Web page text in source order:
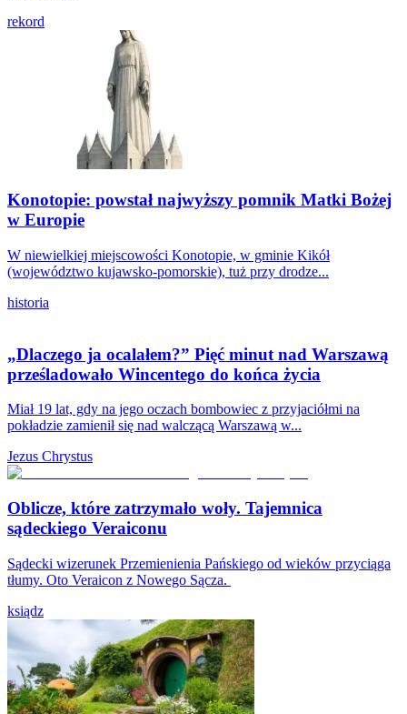
rekord
Konotopie: powstał najwyższy pomnik Matki Bożej
w Europie
W niewielkiej miejscowości Konotopie, w gminie Kikół
(województwo kujawsko-pomorskie), tuż przy drodze...
historia
„Dlaczego ja ocalałem?” Pięć minut nad Warszawą
prześladowało Wincentego do końca życia
Miał 19 lat, gdy na jego oczach bombowiec z przyjaciółmi na
pokładzie zamienił się nad walczącą Warszawą w...
Jezus Chrystus
Oblicze, które zatrzymało woły. Tajemnica
sądeckiego Veraiconu
Sądecki wizerunek Przemienienia Pańskiego od wieków przyciąga
tłumy. Oto Veraicon z Nowego Sącza.
ksiądz